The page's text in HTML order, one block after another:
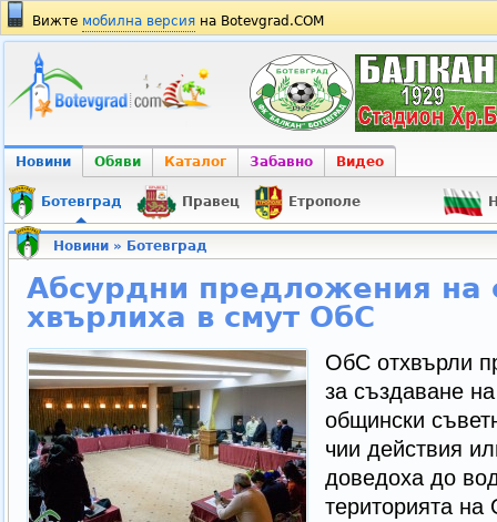
Вижте мобилна версия на Botevgrad.COM
Новини Обяви Каталог Забавно Видео
Ботевград Правец Етрополе
Новини» Ботевград
Абсурдни предложения на
хвърлиха в смут ОбС
ОбС отхвърли
за създаване
общински
чии действия
доведоха до
територията